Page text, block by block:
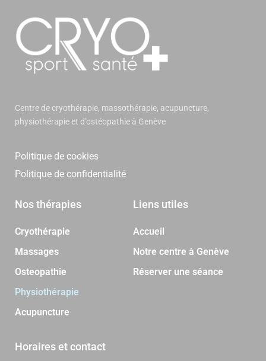
Centre de cryothérapie, massothérapie, acupuncture,
physiothérapie et d’ostéopathie à Genève
Politique de cookies
Politique de confidentialité
Nos thérapies
Cryothérapie
Massages
Osteopathie
Physiothérapie
Acupuncture
Liens utiles
Accueil
Notre centre à Genève
Réserver une séance
Horaires et contact